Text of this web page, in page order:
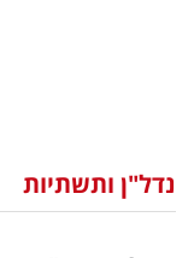
וצרכנות
נדל"ן ותשתיות